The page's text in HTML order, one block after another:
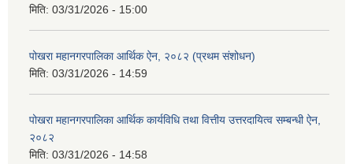
मिति: 03/31/2026 - 15:00
पोखरा महानगरपालिका आर्थिक ऐन, २०८२ (प्रथम संशोधन)
मिति: 03/31/2026 - 14:59
पोखरा महानगरपालिका आर्थिक कार्यविधि तथा वित्तीय उत्तरदायित्व सम्बन्धी ऐन,
२०८२
मिति: 03/31/2026 - 14:58